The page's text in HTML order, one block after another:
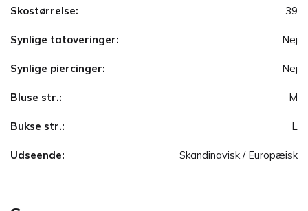
Skostørrelse: 39
Synlige tatoveringer: Nej
Synlige piercinger: Nej
Bluse str.: M
Bukse str.: L
Udseende: Skandinavisk / Europæisk